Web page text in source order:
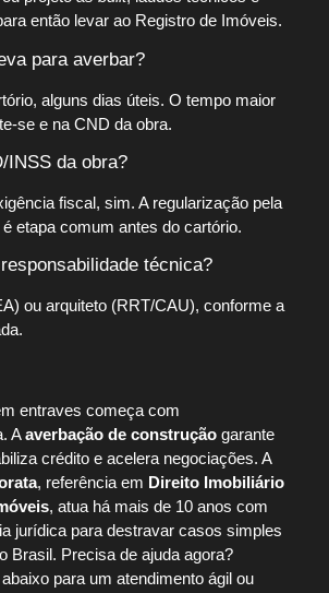
então levar ao Registro de Imóveis.
para averbar?
alguns dias úteis. O tempo maior
se e na CND da obra.
INSS da obra?
fiscal, sim. A regularização pela
etapa comum antes do cartório.
técnica?
ou arquiteto (RRT/CAU), conforme a
entraves começa com
Aaverbação de construção garante
crédito e acelera negociações. A
, referência em Direito Imobiliário
, atua há mais de 10 anos com
jurídica para destravar casos simples
Brasil. Precisa de ajuda agora?
para um atendimento ágil ou